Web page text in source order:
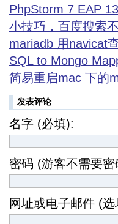
PhpStorm 7 EAP
小技巧，百度搜索
mariadb 用navicat
SQL to Mongo
简易重启mac 下的
发表评论
名字 (必填):
密码 (游客不需要密
网址或电子邮件 (